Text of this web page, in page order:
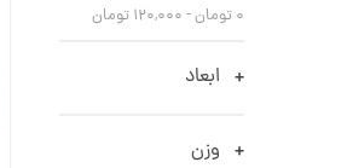
۰ تومان - ۱۲۰,۰۰۰ تومان
ابعاد
وزن